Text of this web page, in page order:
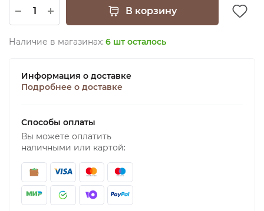
В корзину
Наличие в магазинах: 6 шт осталось
Информация о доставке
Подробнее о доставке
Способы оплаты
Вы можете оплатить
наличными или картой: